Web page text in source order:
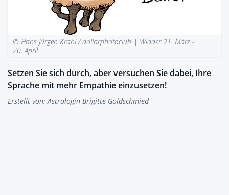
© Hans Jürgen Krahl / dollarphotoclub | Widder 21. März -
20. April
Setzen Sie sich durch, aber versuchen Sie dabei, Ihre
Sprache mit mehr Empathie einzusetzen!
Erstellt von: Astrologin Brigitte Goldschmied